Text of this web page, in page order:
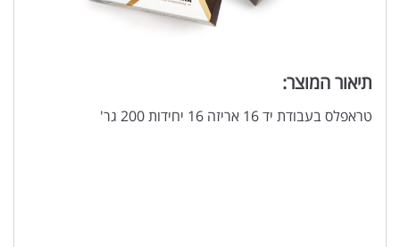
תיאור המוצר:
טראפלס בעבודת יד 16 אריזה 16 יחידות 200 גר'